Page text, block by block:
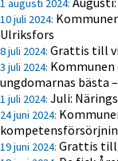
1 augusti 2024:
10 juli 2024:
Ulriksfors
8 juli 2024: Grattis till
3 juli 2024:
ungdomarnas bästa
1 juli 2024: Juli:
24 juni 2024:
19 juni 2024: Grattis till